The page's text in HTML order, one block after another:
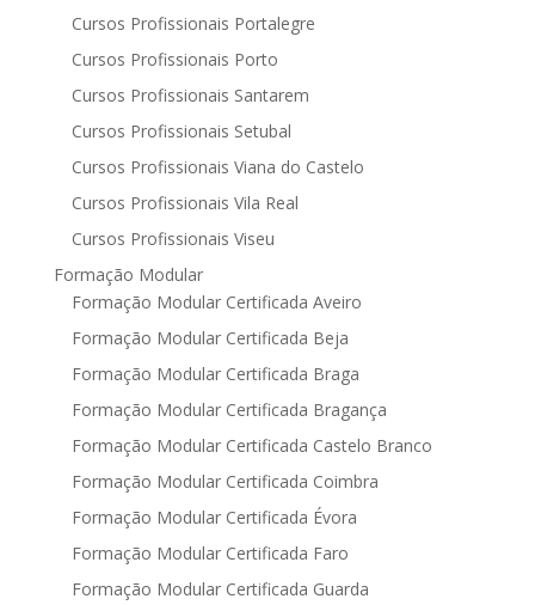
Cursos Profissionais Portalegre
Cursos Profissionais Porto
Cursos Profissionais Santarem
Cursos Profissionais Setubal
Cursos Profissionais Viana do Castelo
Cursos Profissionais Vila Real
Cursos Profissionais Viseu
Formação Modular
Formação Modular Certificada Aveiro
Formação Modular Certificada Beja
Formação Modular Certificada Braga
Formação Modular Certificada Bragança
Formação Modular Certificada Castelo Branco
Formação Modular Certificada Coimbra
Formação Modular Certificada Évora
Formação Modular Certificada Faro
Formação Modular Certificada Guarda